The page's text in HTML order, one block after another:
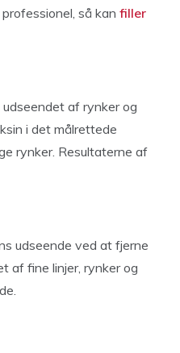
så kan filler
af rynker og
i det målrettede
rynker. Resultaterne af
udseende ved at fjerne
af fine linjer, rynker og